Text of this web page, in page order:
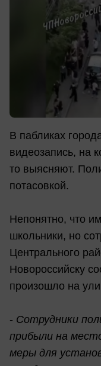
В пабликах
видеозапись, на
то выясняют.
потасовкой.
Непонятно, что
школьники, но
Центрального
Новороссийску
произошло на
- Сотрудники
прибыли на
меры для